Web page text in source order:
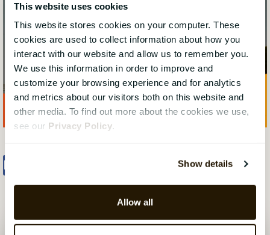
This website uses cookies
This website stores cookies on your computer. These
cookies are used to collect information about how you
interact with our website and allow us to remember you.
We use this information in order to improve and
customize your browsing experience and for analytics
and metrics about our visitors both on this website and
other media. To find out more about the cookies we use,
see our Privacy Policy.
Show details
Allow all